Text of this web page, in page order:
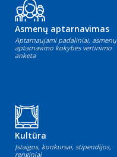
Asmenų aptarnavimas
Aptarnaujami padaliniai, asmenų
aptarnavimo kokybės vertinimo
anketa
Kultūra
Įstaigos, konkursai, stipendijos,
renginiai